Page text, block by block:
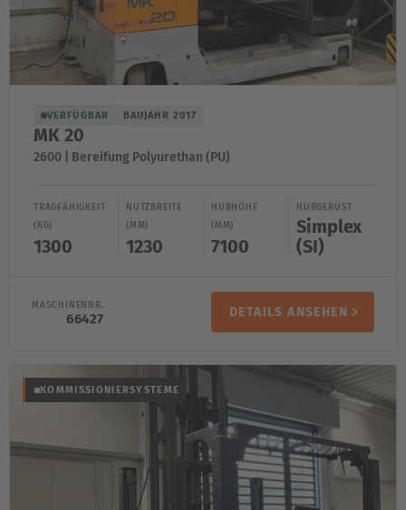
VERFÜGBAR BAUJAHR 2017
MK 20
2600 | Bereifung Polyurethan (PU)
TRAGFÄHIGKEIT
(KG)
1300
NUTZBREITE
(MM)
1230
HUBHÖHE
(MM)
7100
HUBGERÜST
Simplex
(SI)
MASCHINENNR.
66427 DETAILS ANSEHEN
KOMMISSIONIERSYSTEME